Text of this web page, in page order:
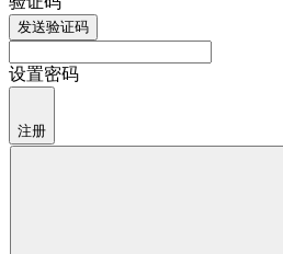
发送验证码
设置密码
注册